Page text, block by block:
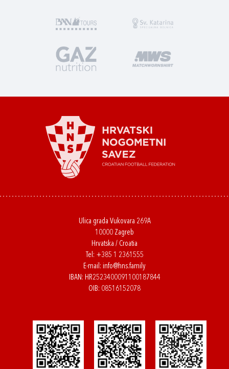
Ulica grada Vukovara 269A
10000 Zagreb
Hrvatska / Croatia
Tel: +385 1 2361555
E-mail: info@hns.family
IBAN: HR2523400091100187844
OIB: 08516152078